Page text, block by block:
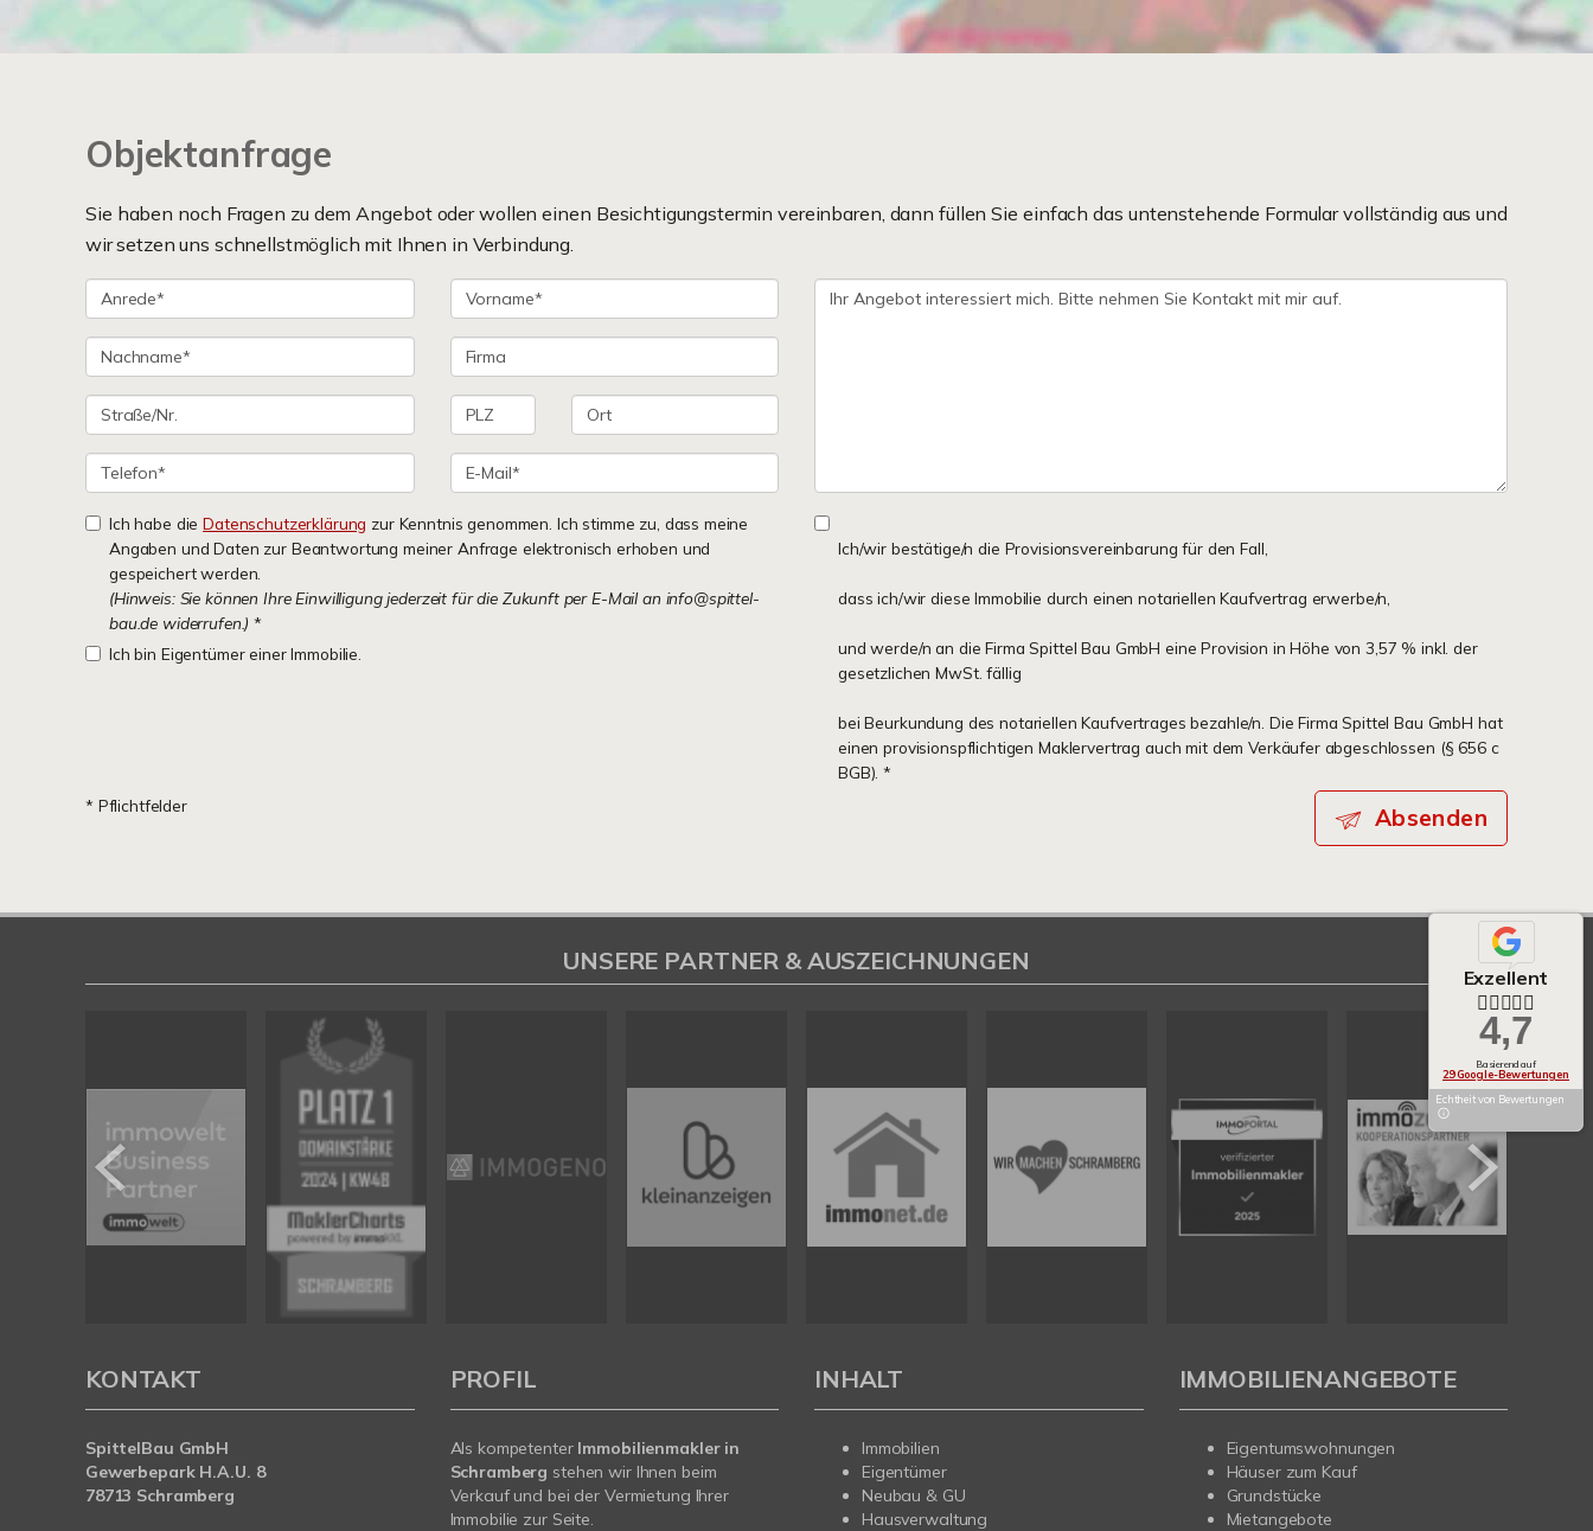
Objektanfrage
Sie haben noch Fragen zu dem Angebot oder wollen einen Besichtigungstermin vereinbaren, dann füllen Sie einfach das untenstehende Formular vollständig aus und
wir setzen uns schnellstmöglich mit Ihnen in Verbindung.
Ich habe dieDatenschutzerklärung zur Kenntnis genommen. Ich stimme zu, dass meine
Angaben und Daten zur Beantwortung meiner Anfrage elektronisch erhoben und
gespeichert werden.
(Hinweis: Sie können Ihre Einwilligung jederzeit für die Zukunft per E-Mail an info@spittel-
bau.de widerrufen.) *
Ich bin Eigentümer einer Immobilie.
Ich/wir bestätige/n die Provisionsvereinbarung für den Fall,
dass ich/wir diese Immobilie durch einen notariellen Kaufvertrag erwerbe/n,
und werde/n an die Firma Spittel Bau GmbH eine Provision in Höhe von 3,57 % inkl. der
gesetzlichen MwSt. fällig
bei Beurkundung des notariellen Kaufvertrages bezahle/n. Die Firma Spittel Bau GmbH hat
einen provisionspflichtigen Maklervertrag auch mit dem Verkäufer abgeschlossen (§ 656 c
BGB). *
* Pflichtfelder
Absenden
Exzellent
4,7
Basierend auf
29 Google-Bewertungen
Echtheit von Bewertungen
UNSERE PARTNER & AUSZEICHNUNGEN
KONTAKT
SpittelBau GmbH
Gewerbepark H.A.U. 8
78713 Schramberg
PROFIL
Als kompetenter Immobilienmakler in
Schramberg stehen wir Ihnen beim
Verkauf und bei der Vermietung Ihrer
Immobilie zur Seite.
INHALT
Immobilien
Eigentümer
Neubau & GU
Hausverwaltung
IMMOBILIENANGEBOTE
Eigentumswohnungen
Häuser zum Kauf
Grundstücke
Mietangebote